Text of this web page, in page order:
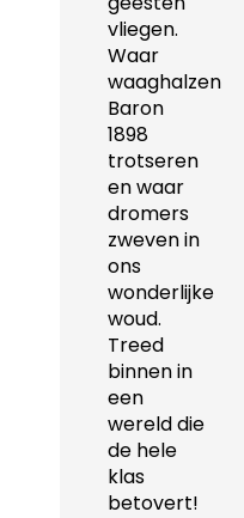
vliegen.
Waar
waaghalzen
Baron
1898
trotseren
en waar
dromers
zweven in
ons
wonderlijke
woud.
Treed
binnen in
een
wereld die
de hele
klas
betovert!